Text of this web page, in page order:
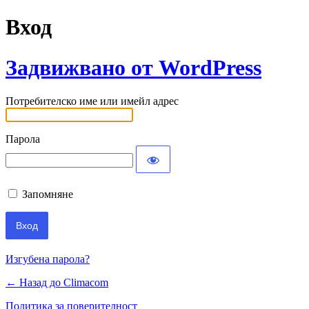
Вход
Задвижвано от WordPress
Потребителско име или имейл адрес
Парола
Запомняне
Изгубена парола?
← Назад до Climacom
Политика за поверителност